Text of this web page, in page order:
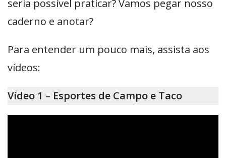
seria possível praticar? Vamos pegar nosso
caderno e anotar?
Para entender um pouco mais, assista aos
vídeos:
Vídeo 1 – Esportes de Campo e Taco